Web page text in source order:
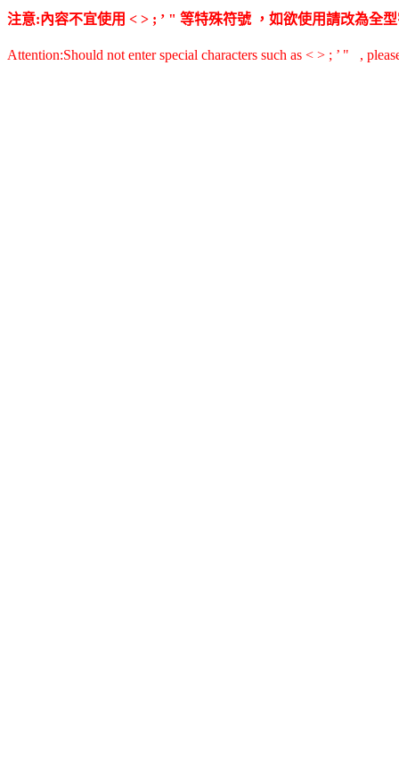
注意:內容不宜使用 < > ; ’ " 等特殊符號 ，如欲使用請改為全
Attention:Should not enter special characters such as < > ; ’ " ,